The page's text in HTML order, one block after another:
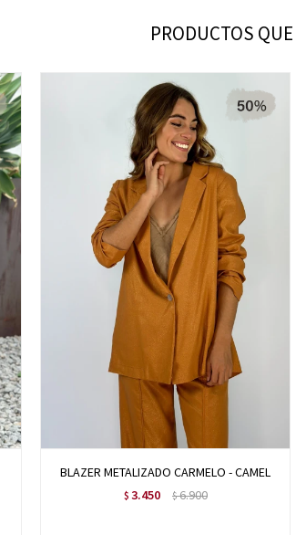
PRODUCTOS
BLAZER METALIZADO CARMELO - CAMEL
$ 3.450 $6.900